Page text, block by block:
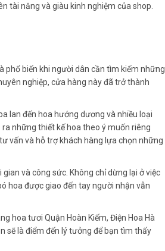
tài năng và giàu kinh nghiệm của shop.
phổ biến khi người dân cần tìm kiếm những
nghiệp, cửa hàng này đã trở thành
lan đến hoa hướng dương và nhiều loại
những thiết kế hoa theo ý muốn riêng
vấn và hỗ trợ khách hàng lựa chọn những
và công sức. Không chỉ dừng lại ở việc
hoa được giao đến tay người nhận vẫn
hoa tươi Quận Hoàn Kiếm, Điện Hoa Hà
sẽ là điểm đến lý tưởng để bạn tìm thấy